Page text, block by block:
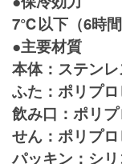
7℃以下（6時間
●主要材質
本体：ステン
ふた：ポリプ
飲み口：ポリ
せん：ポリプ
パッキン：シ